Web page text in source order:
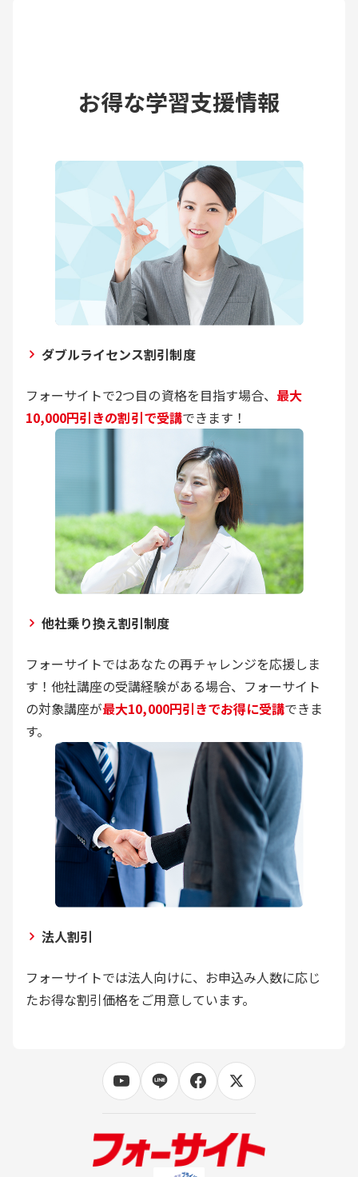
お得な学習支援情報
ダブルライセンス割引制度
フォーサイトで2つ目の資格を目指す場合、 最大
10,000円引きの割引で受講できます！
他社乗り換え割引制度
フォーサイトではあなたの再チャレンジを応援しま
す！他社講座の受講経験がある場合、フォーサイト
の対象講座が最大10,000円引きでお得に受講できま
す。
法人割引
フォーサイトでは法人向けに、お申込み人数に応じ
たお得な割引価格をご用意しています。